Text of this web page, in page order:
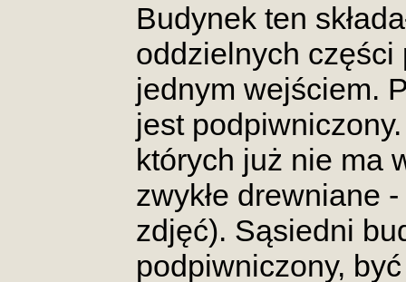
Budynek ten
oddzielnych części
jednym wejściem.
jest
których już nie ma
zwykłe drewniane
zdjęć). Sąsiedni
podpiwniczony,